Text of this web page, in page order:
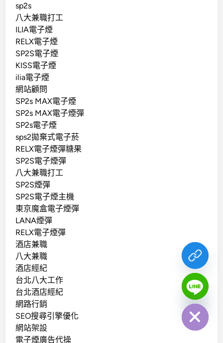
sp2s
八大兼職打工
ILIA電子煙
RELX電子煙
SP2S電子煙
KISS電子煙
ilia電子煙
網站顧問
SP2s MAX電子煙
SP2s MAX電子煙彈
SP2s電子煙
sps2拋棄式電子菸
RELX電子煙彈糖果
SP2S電子煙彈
八大兼職打工
SP2S煙彈
SP2S電子煙主機
東京魔盒電子煙彈
LANA煙彈
RELX電子煙彈
酒店兼職
八大兼職
酒店經紀
台北八大工作
台北酒店經紀
網路行銷
SEO搜尋引擎優化
網站架設
電子煙廣告代操
Hide
chaty